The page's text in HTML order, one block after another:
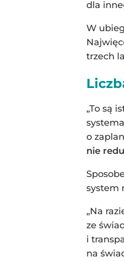
dla
W
trzech
„To są
o
nie
system
„Na
ze
i
na